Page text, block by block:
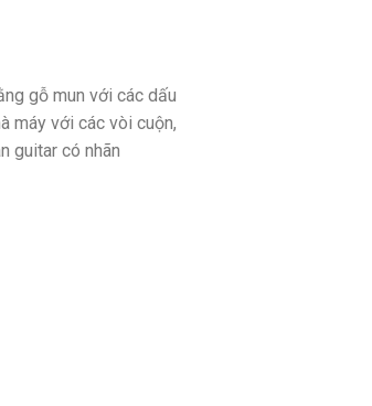
gỗ mun với các dấu
máy với các vòi cuộn,
guitar có nhãn